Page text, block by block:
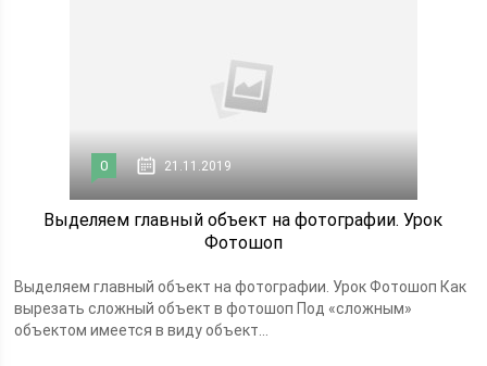
0 21.11.2019
Выделяем главный объект на фотографии. Урок
Фотошоп
Выделяем главный объект на фотографии. Урок Фотошоп Как
вырезать сложный объект в фотошоп Под «сложным»
объектом имеется в виду объект...